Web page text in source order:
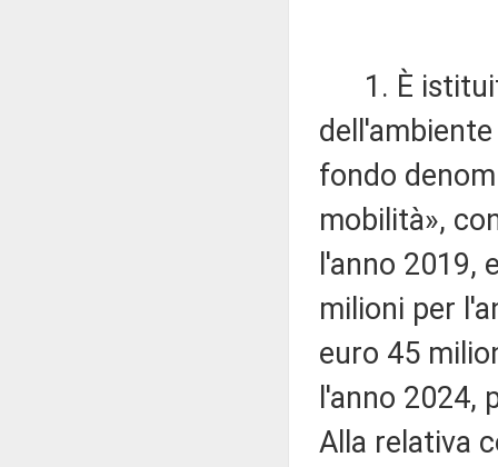
1. È
fondo
mobilità»,
l'anno 2019,
milioni per
euro 45
l'anno 2024,
Alla relativa